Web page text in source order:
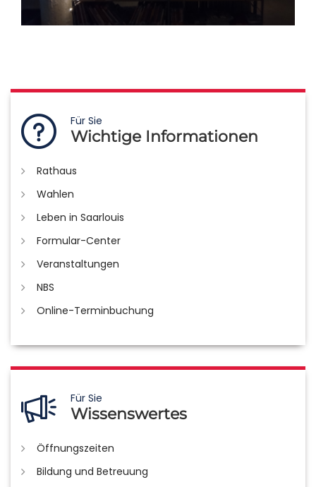
Für Sie
Wichtige Informationen
Rathaus
Wahlen
Leben in Saarlouis
Formular-Center
Veranstaltungen
NBS
Online-Terminbuchung
Für Sie
Wissenswertes
Öffnungszeiten
Bildung und Betreuung